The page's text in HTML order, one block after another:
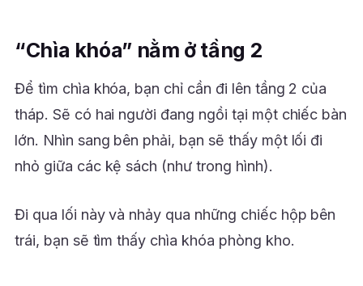
“Chìa khóa” nằm ở tầng 2
Để tìm chìa khóa, bạn chỉ cần đi lên tầng 2 của
tháp. Sẽ có hai người đang ngồi tại một chiếc bàn
lớn. Nhìn sang bên phải, bạn sẽ thấy một lối đi
nhỏ giữa các kệ sách (như trong hình).
Đi qua lối này và nhảy qua những chiếc hộp bên
trái, bạn sẽ tìm thấy chìa khóa phòng kho.